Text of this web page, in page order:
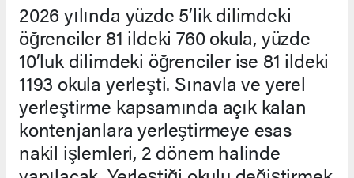
2026 yılında yüzde 5’lik dilimdeki
öğrenciler 81 ildeki 760 okula, yüzde
10’luk dilimdeki öğrenciler ise 81 ildeki
1193 okula yerleşti. Sınavla ve yerel
yerleştirme kapsamında açık kalan
kontenjanlara yerleştirmeye esas
nakil işlemleri, 2 dönem halinde